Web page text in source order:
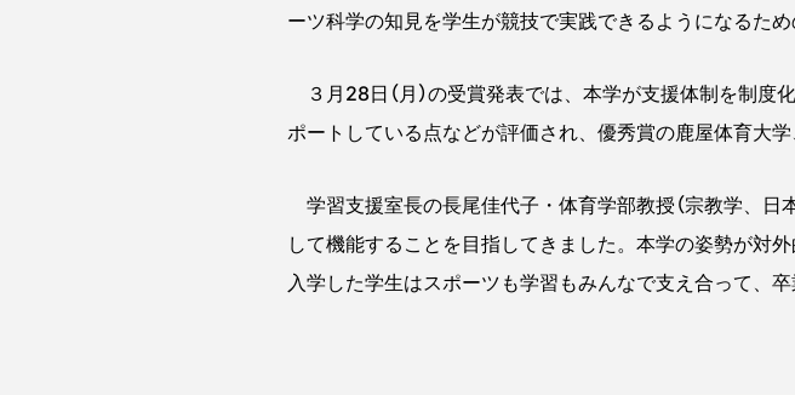
ーツ科学の知見を学生が競技で実践できるようになるため
３月28日（月）の受賞発表では、本学が支援体制を制
ポートしている点などが評価され、優秀賞の鹿屋体育大
学習支援室長の長尾佳代子・体育学部教授（宗教学、日
して機能することを目指してきました。本学の姿勢が対
入学した学生はスポーツも学習もみんなで支え合って、